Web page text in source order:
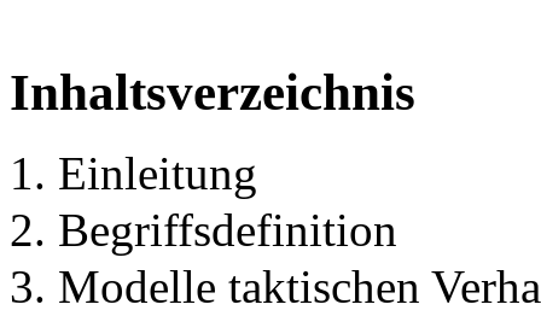
Inhaltsverzeichnis
1. Einleitung
2. Begriffsdefinition
3. Modelle taktischen